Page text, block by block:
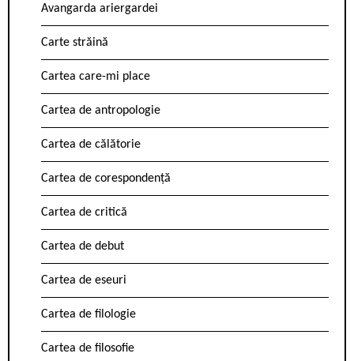
Avangarda ariergardei
Carte străină
Cartea care-mi place
Cartea de antropologie
Cartea de călătorie
Cartea de corespondență
Cartea de critică
Cartea de debut
Cartea de eseuri
Cartea de filologie
Cartea de filosofie